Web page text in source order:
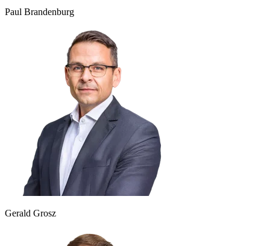
Paul Brandenburg
Gerald Grosz